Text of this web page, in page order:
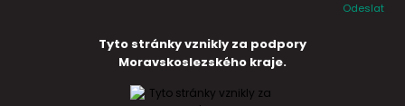
Odeslat
Tyto stránky vznikly za podpory
Moravskoslezského kraje.